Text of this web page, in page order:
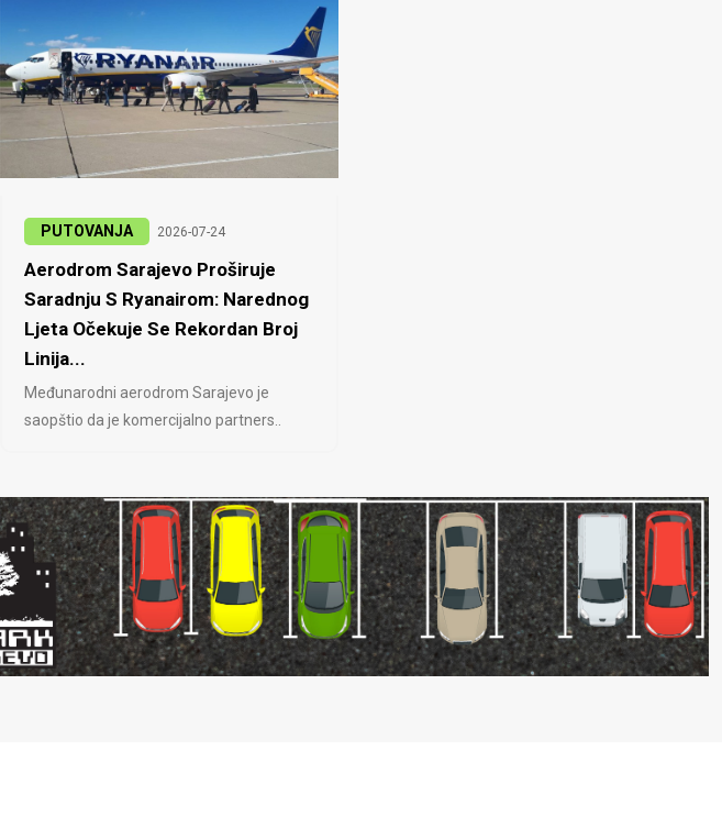
PUTOVANJA 2026-07-24
Aerodrom Sarajevo Proširuje
Saradnju S Ryanairom: Narednog
Ljeta Očekuje Se Rekordan Broj
Linija...
Međunarodni aerodrom Sarajevo je
saopštio da je komercijalno partners..